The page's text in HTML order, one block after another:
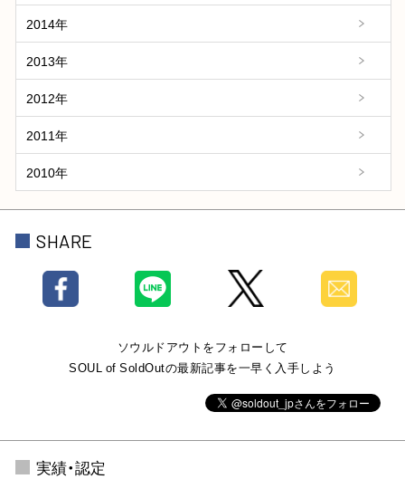
2014年
2013年
2012年
2011年
2010年
SHARE
ソウルドアウトをフォローして
SOUL of SoldOutの最新記事を一早く入手しよう
実績・認定